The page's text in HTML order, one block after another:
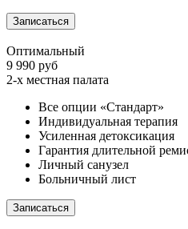
Записаться
Оптимальный
9 990 руб
2-х местная палата
Все опции «Стандарт»
Индивидуальная терапия
Усиленная детоксикация
Гарантия длительной
Личный санузел
Больничный лист
Записаться